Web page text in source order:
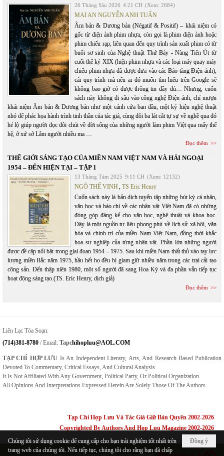
26 Tháng Sáu 2026 4:21 CH (Xem: 2684)
MAI AN NGUYỄN ANH TUẤN
Âm bản & Dương bản (Négatif & Positif) – khái niệm có
gốc từ điện ảnh phim nhựa, còn gọi là phim điện ảnh hoặc
phim chiếu rạp, liên quan đến quy trình sản xuất phim có từ
buổi sơ sinh của Nghệ thuật Thứ Bảy - Nàng Tiên Út từ
cuối thế kỷ XIX (hiện phim nhựa và các loại máy quay máy
chiếu phim nhựa đã được đưa vào các Bảo tàng Điện ảnh),
cái quy trình mà nếu ai đó muốn tìm hiểu trên Google sẽ
không bao giờ có được thông tin đầy đủ… Nhưng, cuốn
sách này không đi sâu vào công nghệ Điện ảnh, chỉ mượn
khái niệm Âm bản & Dương bản như một cánh cửa ban đầu, một ký hiệu nghệ thuật
nhỏ để phác họa hành trình tinh thần của tác giả, cùng đôi ba lát cắt tự sự về nghề qua đó
hé lộ giúp người đọc đôi chút về đời sống của những người làm phim Việt qua mấy thế
hệ, ở xứ sở Lắm người nhiều ma …
Đọc thêm
THẾ GIỚI SÁNG TẠO CỦA MIỀN NAM VIỆT NAM VÀ HẢI NGOẠI
1954 – ĐẾN HIỆN TẠI – TẬP 1
13 Tháng Tám 2025 9:11 CH (Xem: 12132)
NGÔ THẾ VINH, TS Eric Henry
Cuốn sách này là bản dịch tuyển tập những bút ký cá nhân,
văn học và báo chí về các nhân vật Việt Nam đã có những
đóng góp đáng kể cho văn học, nghệ thuật và khoa học.
Đây là một nguồn tư liệu phong phú về lịch sử xã hội, văn
hóa và chính trị của miền Nam Việt Nam, đồng thời khắc
họa sự nghiệp của từng nhân vật. Phần lớn những người
được đề cập nổi bật trong giai đoạn 1954 – 1975. Sau khi miền Nam thất thủ vào tay lực
lượng miền Bắc năm 1975, hầu hết họ đều bị giam giữ nhiều năm trong các trại cải tạo
cộng sản. Đến thập niên 1980, một số người đã sang Hoa Kỳ và đa phần vẫn tiếp tục
hoạt động sáng tạo.(TS. Eric Henry, dịch giả)
Đọc thêm
Liên Lạc Tòa Soạn:
(714)381-8780 / Email: TapcHihopluu@AOL.COM
TẠP CHÍ HỢP LƯU Is An Independent Literary, Arts, And Research-Based Publication
Devoted To Commentary, Critical Essays, And Cultural Analysis.
It Is Not Affiliated With Any Government, Political Party, Or Political Organization.
All Opinions And Interpretations Expressed Herein Are Solely Those Of The Authors.
Tạp Chí Hợp Lưu Và Tác Giả Giữ Bản Quyền 2002-2026
Copyrighted By Authors And Hop Luu Magazine 2002-2026
Đồng ý
Chúng tôi sử dụng cookie để cung cấp cho bạn trải nghiệm tốt nhất trên
trang web của chúng tôi. Nếu tiếp tục, chúng tôi cho rằng bạn đã chấp